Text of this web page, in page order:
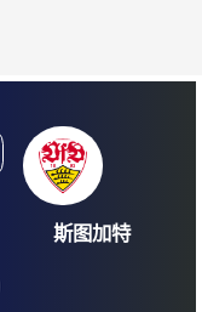
21:30:00